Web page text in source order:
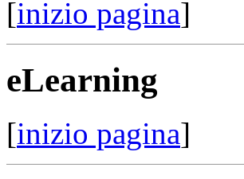
[inizio pagina]
eLearning
[inizio pagina]